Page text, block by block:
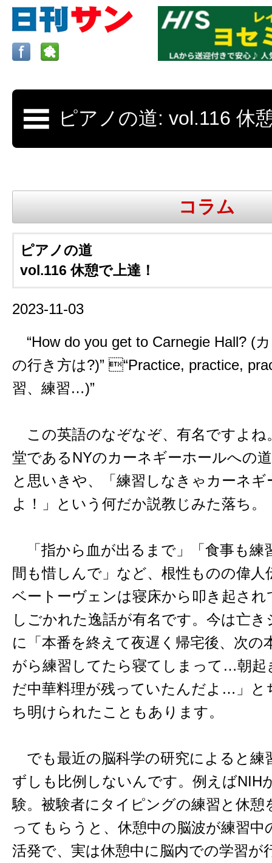
ロサンゼルスの求人、クラシファイド、地元情報など
日刊サンはロサンゼルスの日本語新
更新、求人、クラシファイドは毎週木
コラム
ピアノの道
vol.116 休憩で上達！
2023-11-03
“How do you get to Carnegie Hall? (
の行き方は?)” “Practice, practice,
習、練習…)”
この英語のなぞなぞ、有名ですよね
堂であるNYのカーネギーホールへの
と思いきや、「練習しなきゃカーネ
よ！」という何だか説教じみた落ち。
「指から血が出るまで」「食事も練
間も惜しんで」など、根性ものの偉
ベートーヴェンは寝床から叩き起さ
しごかれた逸話が有名です。今は亡
に「本番を終えて夜遅く帰宅後、次の
がら練習してたら寝てしまって…朝起
だ中華料理が残っていたんだよ…」と
ち明けられたこともあります。
でも最近の脳科学の研究によると練
ずしも比例しないんです。例えばNIH
験。被験者にタイピングの練習と休憩
ってもらうと、休憩中の脳波が練習中
活発で、実は休憩中に脳内での学習が